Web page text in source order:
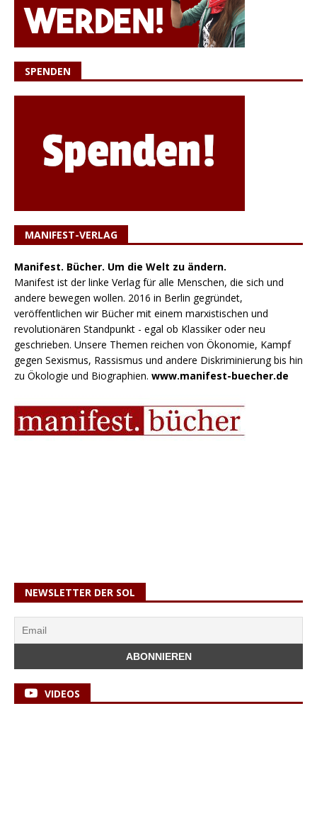
SPENDEN
MANIFEST-VERLAG
Manifest. Bücher. Um die Welt zu ändern.
Manifest ist der linke Verlag für alle Menschen, die sich und
andere bewegen wollen. 2016 in Berlin gegründet,
veröffentlichen wir Bücher mit einem marxistischen und
revolutionären Standpunkt - egal ob Klassiker oder neu
geschrieben. Unsere Themen reichen von Ökonomie, Kampf
gegen Sexismus, Rassismus und andere Diskriminierung bis hin
zu Ökologie und Biographien. www.manifest-buecher.de
NEWSLETTER DER SOL
VIDEOS